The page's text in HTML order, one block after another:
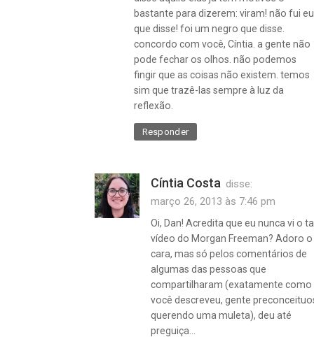
bastante para dizerem: viram! não fui eu
que disse! foi um negro que disse.
concordo com você, Cíntia. a gente não
pode fechar os olhos. não podemos
fingir que as coisas não existem. temos
sim que trazê-las sempre à luz da
reflexão.
Responder
Cíntia Costa disse:
março 26, 2013 às 7:46 pm
Oi, Dan! Acredita que eu nunca vi o
vídeo do Morgan Freeman? Adoro o
cara, mas só pelos comentários de
algumas das pessoas que
compartilharam (exatamente como
você descreveu, gente
querendo uma muleta), deu até
preguiça…